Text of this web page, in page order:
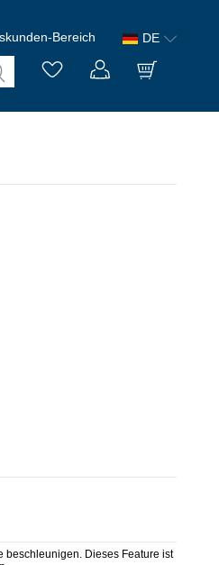
Bereich DE
beschleunigen. Dieses Feature ist